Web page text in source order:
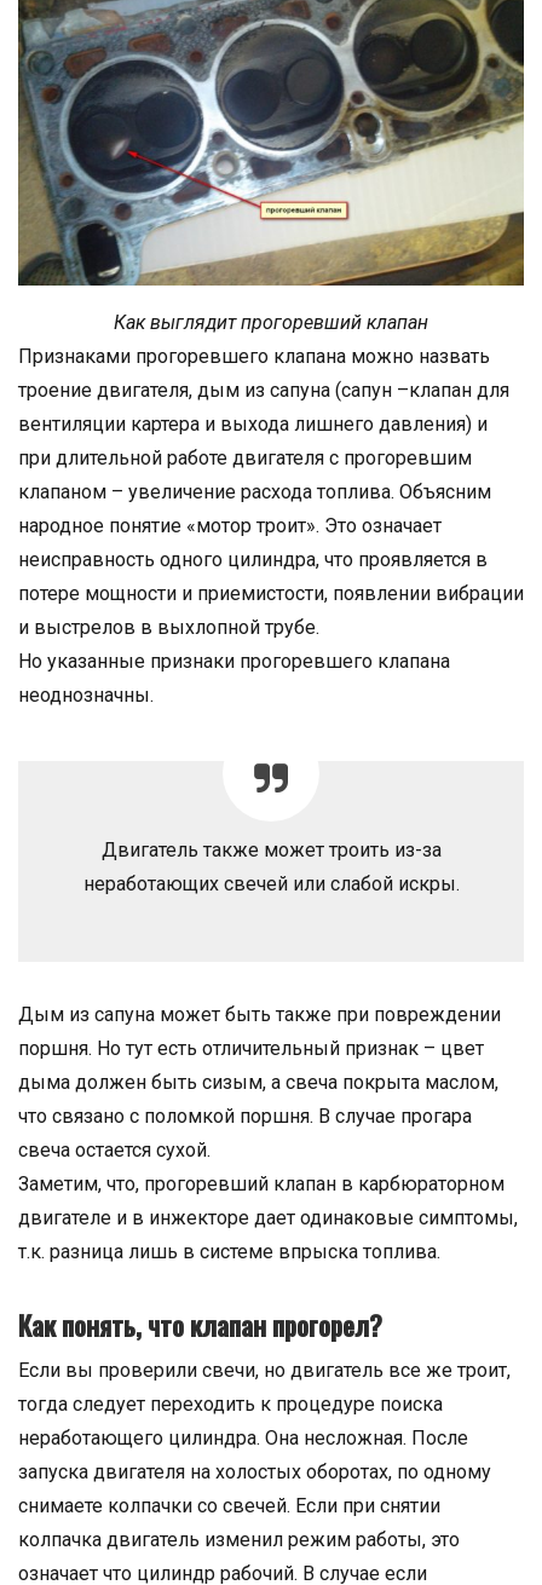
Как выглядит прогоревший клапан
Признаками прогоревшего клапана можно назвать
троение двигателя, дым из сапуна (сапун –клапан для
вентиляции картера и выхода лишнего давления) и
при длительной работе двигателя с прогоревшим
клапаном – увеличение расхода топлива. Объясним
народное понятие «мотор троит». Это означает
неисправность одного цилиндра, что проявляется в
потере мощности и приемистости, появлении вибрации
и выстрелов в выхлопной трубе.
Но указанные признаки прогоревшего клапана
неоднозначны.
Двигатель также может троить из-за
неработающих свечей или слабой искры.
Дым из сапуна может быть также при повреждении
поршня. Но тут есть отличительный признак – цвет
дыма должен быть сизым, а свеча покрыта маслом,
что связано с поломкой поршня. В случае прогара
свеча остается сухой.
Заметим, что, прогоревший клапан в карбюраторном
двигателе и в инжекторе дает одинаковые симптомы,
т.к. разница лишь в системе впрыска топлива.
Как понять, что клапан прогорел?
Если вы проверили свечи, но двигатель все же троит,
тогда следует переходить к процедуре поиска
неработающего цилиндра. Она несложная. После
запуска двигателя на холостых оборотах, по одному
снимаете колпачки со свечей. Если при снятии
колпачка двигатель изменил режим работы, это
означает что цилиндр рабочий. В случае если